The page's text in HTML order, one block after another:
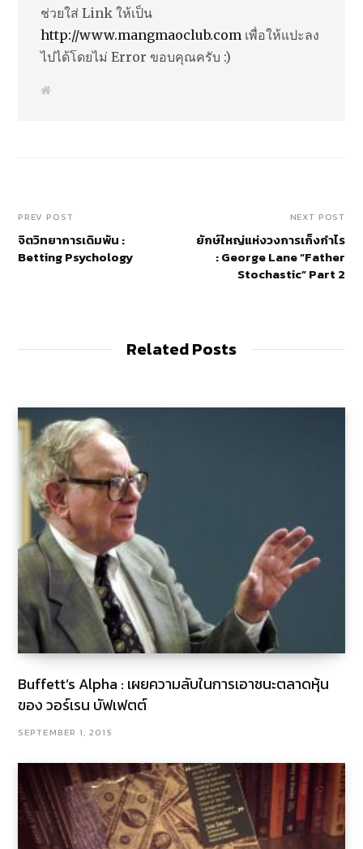
ช่วยใส่ Link ให้เป็น
http://www.mangmaoclub.com เพื่อให้แปะลง
ไปได้โดยไม่ Error ขอบคุณครับ :)
PREV POST
จิตวิทยาการเดิมพัน :
Betting Psychology
NEXT POST
ยักษ์ใหญ่แห่งวงการเก็งกำไร
: George Lane “Father
Stochastic” Part 2
Related Posts
Buffett’s Alpha : เผยความลับในการเอาชนะตลาดหุ้น
ของ วอร์เรน บัฟเฟตต์
SEPTEMBER 1, 2015